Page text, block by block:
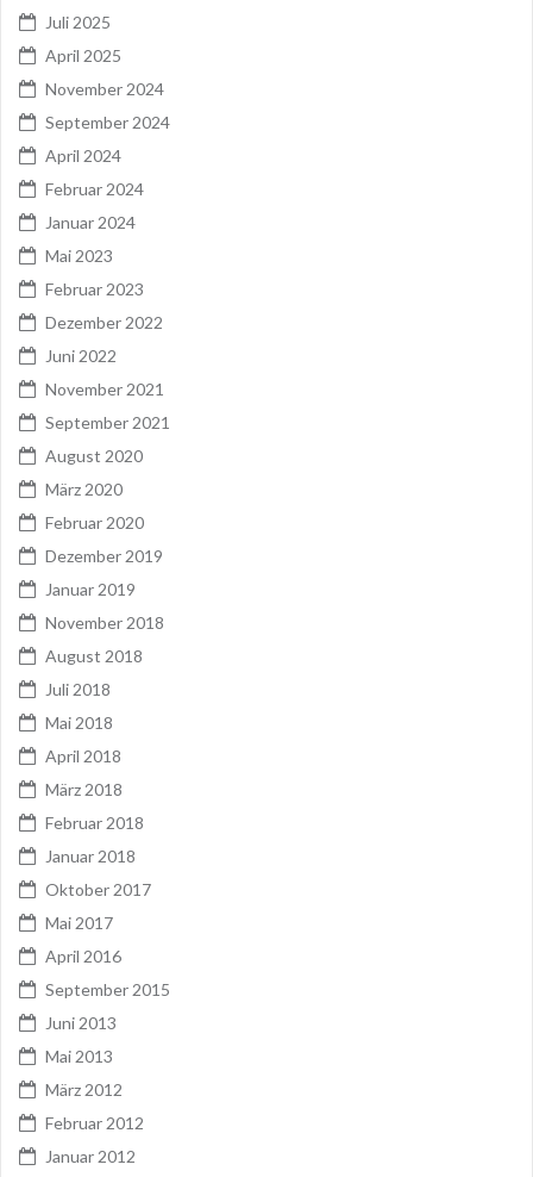
Juli 2025
April 2025
November 2024
September 2024
April 2024
Februar 2024
Januar 2024
Mai 2023
Februar 2023
Dezember 2022
Juni 2022
November 2021
September 2021
August 2020
März 2020
Februar 2020
Dezember 2019
Januar 2019
November 2018
August 2018
Juli 2018
Mai 2018
April 2018
März 2018
Februar 2018
Januar 2018
Oktober 2017
Mai 2017
April 2016
September 2015
Juni 2013
Mai 2013
März 2012
Februar 2012
Januar 2012